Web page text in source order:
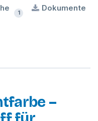
1
Dokumente
–